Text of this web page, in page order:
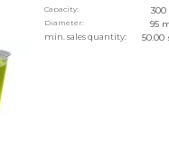
Capacity:
Diameter: 95
min. sales quantity: 50.00